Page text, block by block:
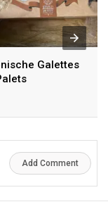
Galettes
Add Comment